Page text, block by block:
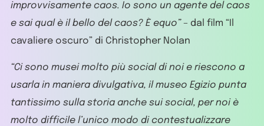
improvvisamente caos. Io sono un agente del caos
e sai qual è il bello del caos? È equo” – dal film “Il
cavaliere oscuro” di Christopher Nolan
“Ci sono musei molto più social di noi e riescono a
usarla in maniera divulgativa, il museo Egizio punta
tantissimo sulla storia anche sui social, per noi è
molto difficile l’unico modo di contestualizzare